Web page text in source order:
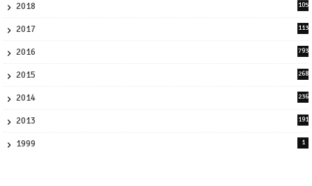
2018
105
2017
113
2016
793
2015
268
2014
236
2013
191
1999 1